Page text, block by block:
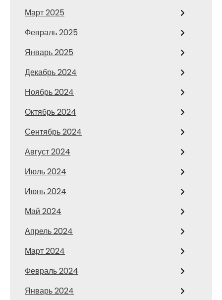
Март 2025
Февраль 2025
Январь 2025
Декабрь 2024
Ноябрь 2024
Октябрь 2024
Сентябрь 2024
Август 2024
Июль 2024
Июнь 2024
Май 2024
Апрель 2024
Март 2024
Февраль 2024
Январь 2024